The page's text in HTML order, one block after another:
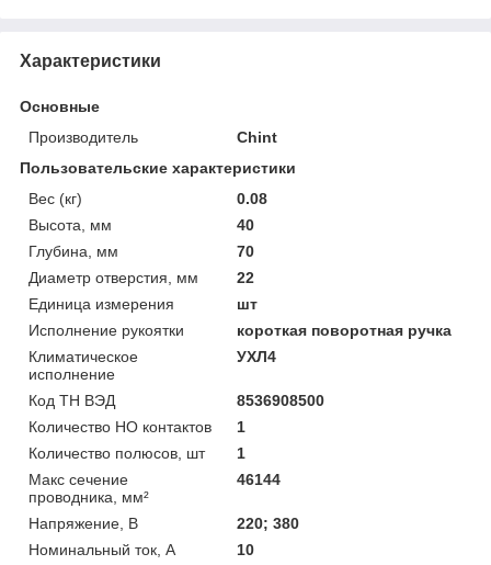
Характеристики
Основные
Производитель
Chint
Пользовательские характеристики
Вес (кг)
0.08
Высота, мм
40
Глубина, мм
70
Диаметр отверстия, мм
22
Единица измерения
шт
Исполнение рукоятки
короткая поворотная ручка
Климатическое
исполнение
УХЛ4
Код ТН ВЭД
8536908500
Количество НО контактов
1
Количество полюсов, шт
1
Макс сечение
проводника, мм²
46144
Напряжение, В
220; 380
Номинальный ток, А
10